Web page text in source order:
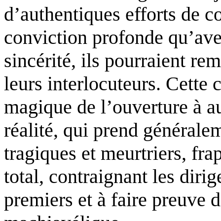
d’authentiques efforts de
conviction profonde
sincérité, ils pourraient
leurs interlocuteurs. Cette
magique de l’ouverture à
réalité, qui prend
tragiques et meurtriers,
total, contraignant les
premiers et à faire preuve